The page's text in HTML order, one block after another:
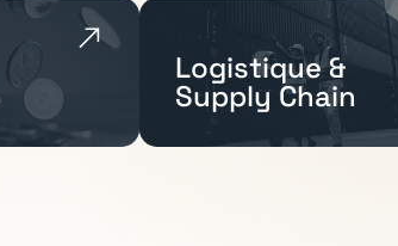
Logistique &
Supply Chain